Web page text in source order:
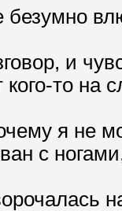
и
то на
я не
с